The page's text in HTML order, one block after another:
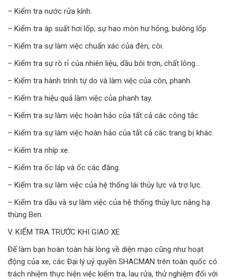
– Kiểm tra nước rửa kính.
– Kiểm tra áp suất hơi lốp, sự hao mòn hư hỏng, bulông lốp.
– Kiểm tra sự làm việc chuẩn xác của đèn, còi.
– Kiểm tra sự rò rỉ của nhiên liệu, dầu bôi trơn, chất lỏng…
– Kiểm tra hành trình tự do và làm việc của côn, phanh.
– Kiểm tra hiệu quả làm việc của phanh tay.
– Kiểm tra sự làm việc hoàn hảo của tất cả các công tắc.
– Kiểm tra sự làm việc hoàn hảo của tất cả các trang bị khác.
– Kiểm tra nhíp xe.
– Kiểm tra ốc láp và ốc các đăng.
– Kiểm tra sự làm việc của hệ thống lái thủy lực và trợ lực.
– Kiểm tra dầu và sự làm việc của hệ thống thủy lực nâng hạ
thùng Ben.
V. KIỂM TRA TRƯỚC KHI GIAO XE
Để làm bạn hoàn toàn hài lòng về diện mạo cũng như hoạt
động của xe, các Đại lý uỷ quyền SHACMAN trên toàn quốc có
trách nhiệm thực hiện việc kiểm tra, lau rửa, thử nghiệm đối với